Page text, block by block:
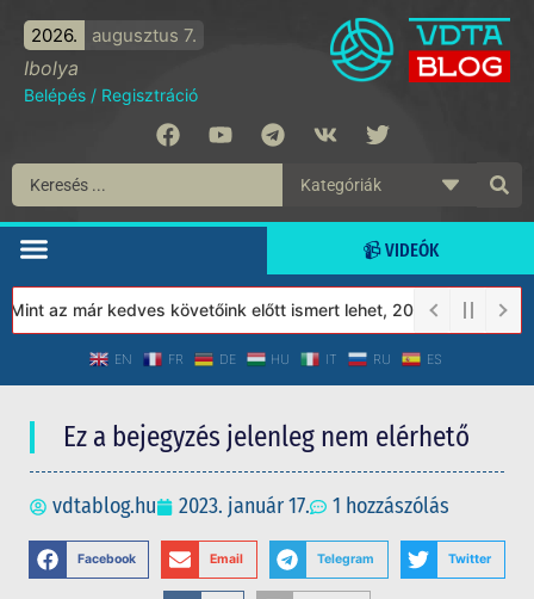
2026. augusztus 7.
Ibolya
Belépés / Regisztráció
📹 VIDEÓK
az már kedves követőink előtt ismert lehet, 2023-tól a Védett
EN FR DE HU IT RU ES
Ez a bejegyzés jelenleg nem elérhető
vdtablog.hu 2023. január 17. 1 hozzászólás
Facebook Email Telegram Twitter